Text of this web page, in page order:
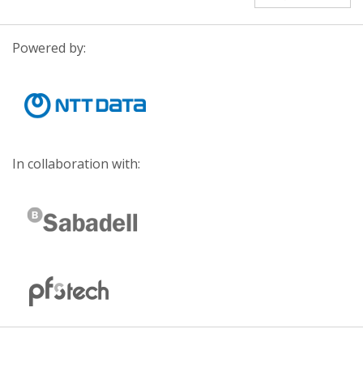
Powered by:
In collaboration with: